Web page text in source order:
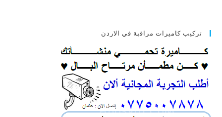
تركيب كاميرات مراقبة في الاردن